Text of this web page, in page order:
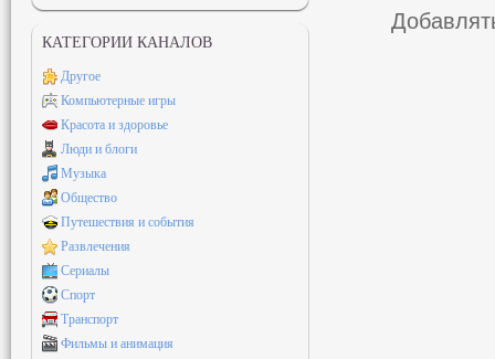
КАТЕГОРИИ КАНАЛОВ
Другое
Компьютерные игры
Красота и здоровье
Люди и блоги
Музыка
Общество
Путешествия и события
Развлечения
Сериалы
Спорт
Транспорт
Фильмы и анимация